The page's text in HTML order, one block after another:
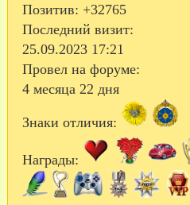
Позитив: +32765
Последний визит:
25.09.2023 17:21
Провел на форуме:
4 месяца 22 дня
Знаки отличия:
Награды: